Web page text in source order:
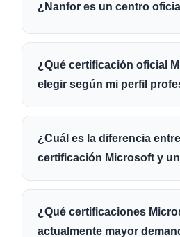
¿Nanfor es un centro
¿Qué certificación oficial
elegir según mi perfil
¿Cuál es la diferencia
certificación Microsoft y
¿Qué certificaciones
actualmente mayor